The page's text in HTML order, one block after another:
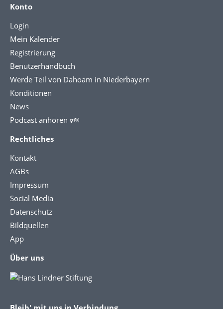
Konto
Login
Mein Kalender
Registrierung
Benutzerhandbuch
Werde Teil von Dahoam in Niederbayern
Konditionen
News
Podcast anhören 🕬
Rechtliches
Kontakt
AGBs
Impressum
Social Media
Datenschutz
Bildquellen
App
Über uns